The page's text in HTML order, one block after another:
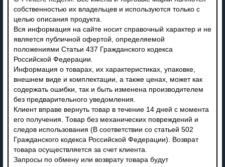
собственностью их владельцев и используются только с
целью описания продукта.
Вся информация на сайте носит справочный характер и не
является публичной офертой, определяемой
положениями Статьи 437 Гражданского кодекса
Российской Федерации.
Информация о товарах, их характеристиках, упаковке,
внешнем виде и комплектации, а также ценах, может как
содержать ошибки, так и быть изменена производителем
без предварительного уведомления.
Клиент вправе вернуть товар в течение 14 дней с момента
его получения. Товар без механических повреждений и
следов использования (В соответствии со статьей 502
Гражданского кодекса Российской Федерации). Возврат
товара осуществляется за счет клиента.
Запросы по обмену или возврату товара будут